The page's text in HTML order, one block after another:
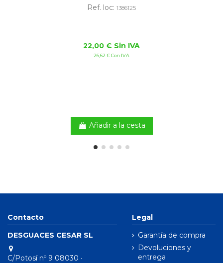
Ref. loc: 1386125
22,00 € Sin IVA
26,62 € Con IVA
Añadir a la cesta
Contacto
DESGUACES CESAR SL
C/Potosí nº 9 08030 ·
Legal
Garantía de compra
Devoluciones y
entrega